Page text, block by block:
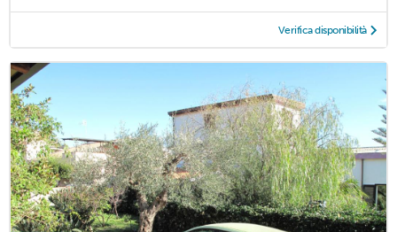
Verifica disponibilità